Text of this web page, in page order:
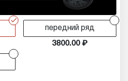
r
передний ряд
3800.00